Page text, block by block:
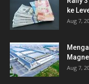
ke
Aug 7,
Aug 7,